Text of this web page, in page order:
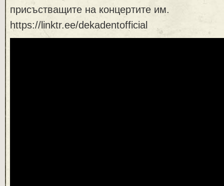
присъстващите на концертите им.
https://linktr.ee/dekadentofficial